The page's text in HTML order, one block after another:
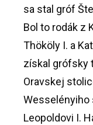
sa stal gróf
Bol to rodák z
Thököly I. a
získal grófsky
Oravskej
Wesselényiho
Leopoldovi I.